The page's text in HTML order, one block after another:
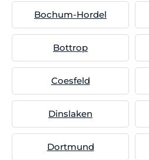
Bochum-Hordel
Bottrop
Coesfeld
Dinslaken
Dortmund